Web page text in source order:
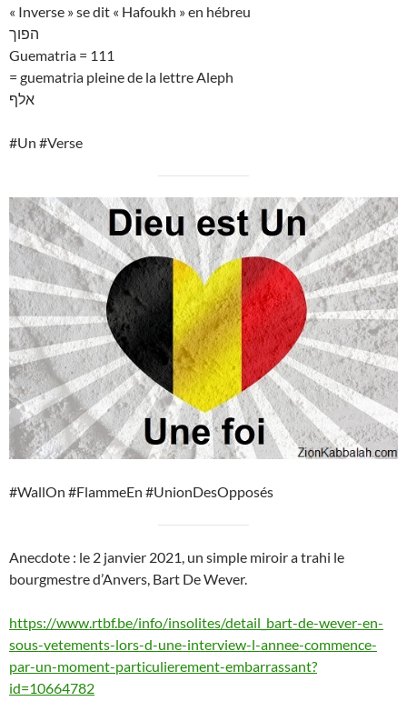
« Inverse » se dit « Hafoukh » en hébreu
הפוך
Guematria = 111
= guematria pleine de la lettre Aleph
אלף
#Un #Verse
#WallOn #FlammeEn #UnionDesOpposés
Anecdote : le 2 janvier 2021, un simple miroir a trahi le
bourgmestre d’Anvers, Bart De Wever.
https://www.rtbf.be/info/insolites/detail_bart-de-wever-en-
sous-vetements-lors-d-une-interview-l-annee-commence-
par-un-moment-particulierement-embarrassant?
id=10664782